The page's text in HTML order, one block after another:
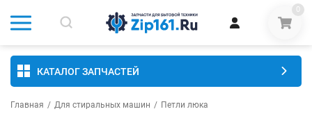
0
КАТАЛОГ ЗАПЧАСТЕЙ
Главная / Для стиральных машин / Петли люка